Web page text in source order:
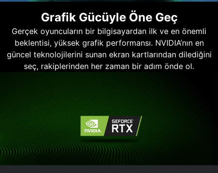
Grafik Gücüyle Öne Geç
Gerçek oyuncuların bir bilgisayardan ilk ve en önemli
beklentisi, yüksek grafik performansı. NVIDIA’nın en
güncel teknolojilerini sunan ekran kartlarından dilediğini
seç, rakiplerinden her zaman bir adım önde ol.